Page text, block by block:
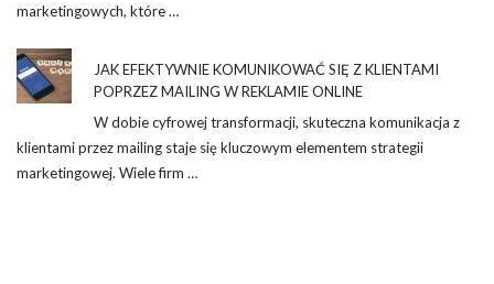
marketingowych, które …
JAK EFEKTYWNIE KOMUNIKOWAĆ SIĘ Z KLIENTAMI
POPRZEZ MAILING W REKLAMIE ONLINE
W dobie cyfrowej transformacji, skuteczna komunikacja z
klientami przez mailing staje się kluczowym elementem strategii
marketingowej. Wiele firm …